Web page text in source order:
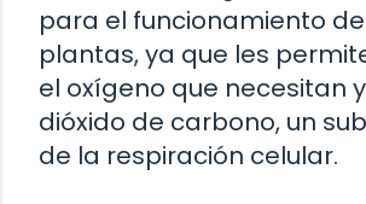
para el funcionamiento
plantas, ya que les
el oxígeno que necesitan
dióxido de carbono, un
de la respiración celular.